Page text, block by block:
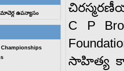
ఉపన్యాసం
Championships
C P
సాహిత్య